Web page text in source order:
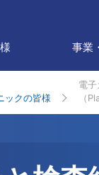
事業
ックの皆様
電
（